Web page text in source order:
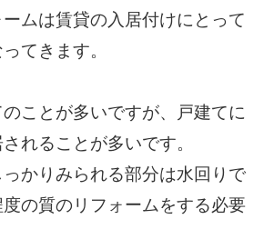
ムは賃貸の入居付けにとって
てきます。
ことが多いですが、戸建てに
れることが多いです。
かりみられる部分は水回りで
の質のリフォームをする必要